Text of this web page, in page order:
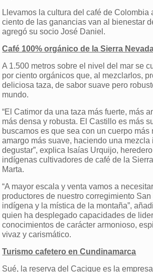
Llevamos la cultura del café de Colombia
ciento de las ganancias van al bienestar
agregó su socio José Daniel.
Café 100% orgánico de la Sierra
A 1.500 metros sobre el nivel del mar se
por ciento orgánicos que, al mezclarlos,
deliciosa taza, de sabor suave pero
mundo.
“El Catimor da una taza más fuerte, más
más densa y robusta. El Castillo es más
buscamos es que sea con un cuerpo más
amargo más suave, haciendo una mezcla
degustar”, explica Isaías Urquijo,
indígenas cultivadores de café de la
Marta.
“A mayor escala y venta vamos a
productores de nuestro corregimiento
indígena y la mística de la montaña”,
quien ha desplegado capacidades de
conocimientos de carácter armonioso,
vivaz y carismático.
Turismo cafetero en Cundinamarca
Sué, la reserva del Cacique es la